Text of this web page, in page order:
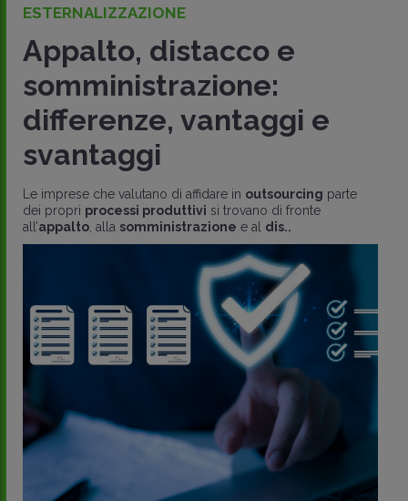
ESTERNALIZZAZIONE
Appalto, distacco e
somministrazione:
differenze, vantaggi e
svantaggi
Le imprese che valutano di affidare in outsourcing parte
dei propri processi produttivi si trovano di fronte
all’appalto , alla somministrazione e al dis..